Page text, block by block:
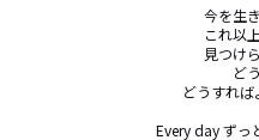
今を生
これ以
見つけ
ど
どうすれ
Every day ずっ